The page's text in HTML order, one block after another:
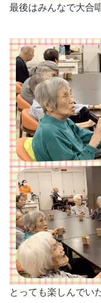
最後はみんなで大合
とっても楽しんで